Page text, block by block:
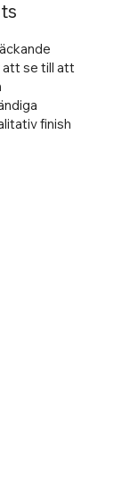
att se till att
finish